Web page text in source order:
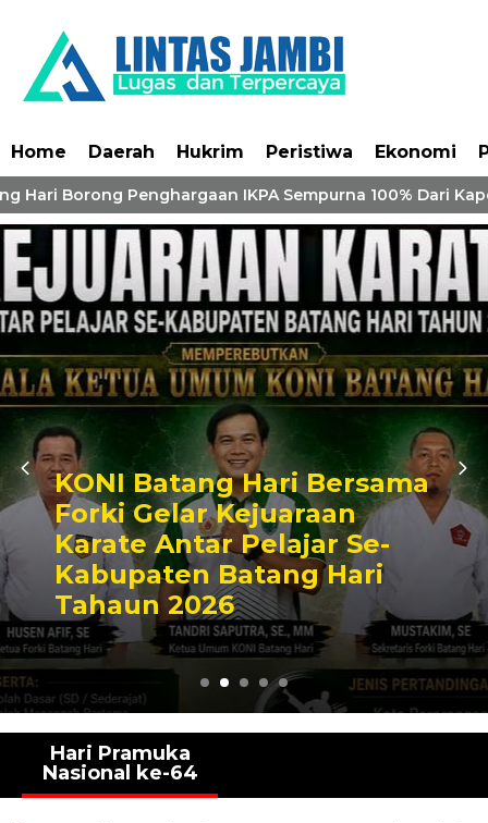
Home Daerah Hukrim Peristiwa Ekonomi
Hari Borong Penghargaan IKPA Sempurna 100% Dari
KONI Batang Hari Bersama
Forki Gelar Kejuaraan
Karate Antar Pelajar Se-
Kabupaten Batang Hari
Tahaun 2026
Hari Pramuka
Nasional ke-64